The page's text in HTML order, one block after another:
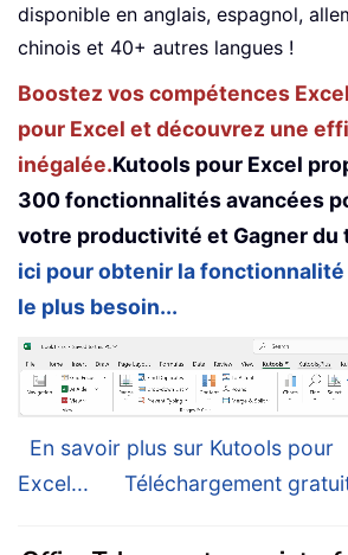
disponible en anglais, espagnol,
chinois et 40+ autres langues !
Boostez vos compétences
pour Excel et découvrez une
inégalée.Kutools pour Excel
300 fonctionnalités avancées
votre productivité et Gagner du
ici pour obtenir la fonctionnalité
le plus besoin...
En savoir plus sur Kutools pour
Excel...
Téléchargement